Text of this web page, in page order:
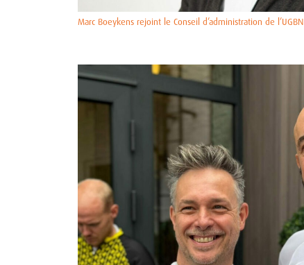
Marc Boeykens rejoint le Conseil d’administration de l’UGBN